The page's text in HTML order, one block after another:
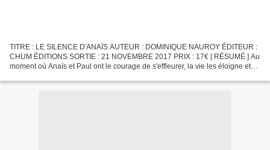
TITRE : LE SILENCE D'ANAÏS AUTEUR : DOMINIQUE NAUROY ÉDITEUR :
CHUM ÉDITIONS SORTIE : 21 NOVEMBRE 2017 PRIX : 17€ [ RÉSUMÉ ] Au
moment où Anaïs et Paul ont le courage de s'effleurer, la vie les éloigne et